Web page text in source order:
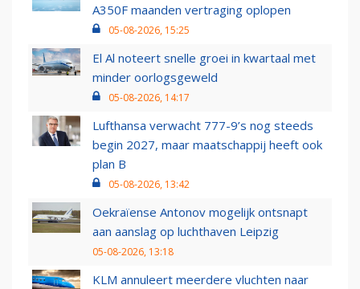
A350F maanden vertraging oplopen
05-08-2026, 15:25
El Al noteert snelle groei in kwartaal met
minder oorlogsgeweld
05-08-2026, 14:17
Lufthansa verwacht 777-9’s nog steeds
begin 2027, maar maatschappij heeft ook
plan B
05-08-2026, 13:42
Oekraïense Antonov mogelijk ontsnapt
aan aanslag op luchthaven Leipzig
05-08-2026, 13:18
KLM annuleert meerdere vluchten naar